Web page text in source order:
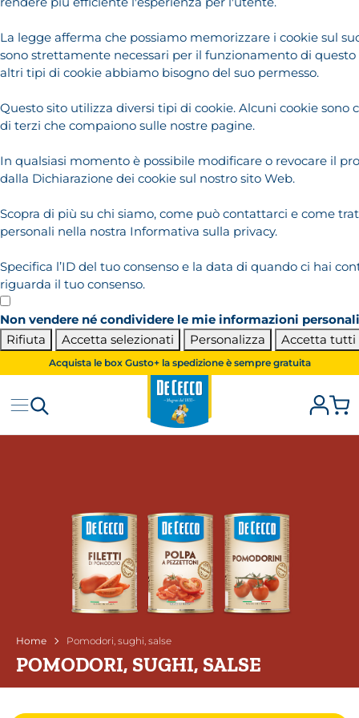
La legge afferma che possiamo memorizzare i cookie sul
sono strettamente necessari per il funzionamento di
altri tipi di cookie abbiamo bisogno del suo permesso.
Questo sito utilizza diversi tipi di cookie. Alcuni cookie sono
di terzi che compaiono sulle nostre pagine.
In qualsiasi momento è possibile modificare o revocare il
dalla Dichiarazione dei cookie sul nostro sito Web.
Scopra di più su chi siamo, come può contattarci e come
personali nella nostra Informativa sulla privacy.
Specifica l’ID del tuo consenso e la data di quando ci hai
riguarda il tuo consenso.
Non vendere né condividere le mie informazioni personali
Rifiuta
Accetta selezionati Personalizza Accetta tutti
Acquista le box Gusto+ la spedizione è sempre gratuita
Iscriviti alla Newsletter e ottieni subito il 10% di sconto
Spedizione gratuita a partire da 20 Kg
Home Pomodori, sughi, salse
POMODORI, SUGHI, SALSE